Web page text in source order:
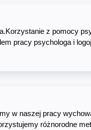
z pomocy
pracy psychologa i
w naszej pracy
różnorodne